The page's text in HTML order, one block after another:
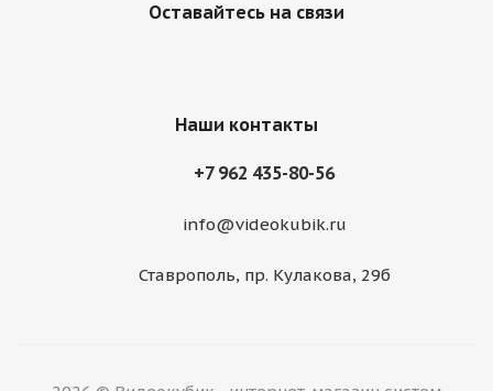
Оставайтесь на связи
Наши контакты
+7 962 435-80-56
info@videokubik.ru
Ставрополь, ​пр. Кулакова, 29б